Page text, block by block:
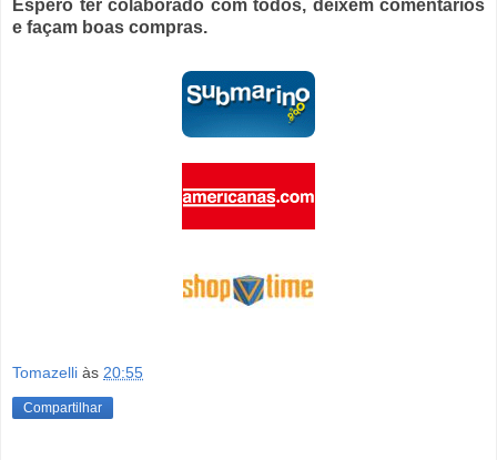
Espero ter colaborado com todos, deixem comentários
e façam boas compras.
Tomazelli às 20:55
Compartilhar